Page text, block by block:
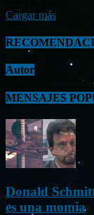
Cargar más
Autor
MENSAJES
Donald
es una momia